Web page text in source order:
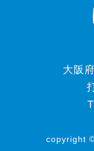
大阪
copyright